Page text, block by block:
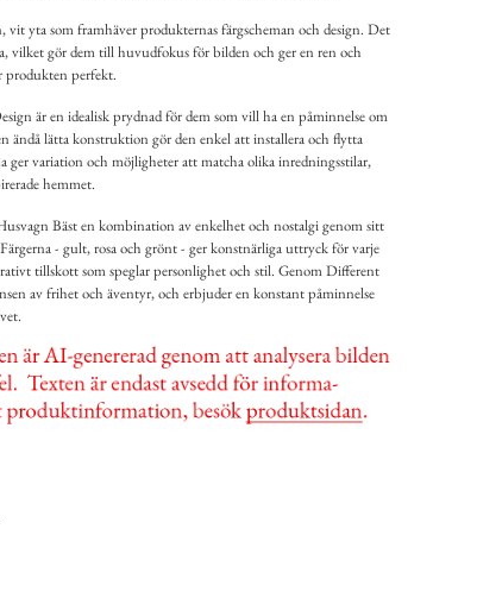
yta som framhäver produkternas färgscheman och design. Det
vilket gör dem till huvudfokus för bilden och ger en ren och
produkten perfekt.
är en idealisk prydnad för dem som vill ha en påminnelse om
ändå lätta konstruktion gör den enkel att installera och flytta
ger variation och möjligheter att matcha olika inredningsstilar,
hemmet.
Bäst en kombination av enkelhet och nostalgi genom sitt
- gult, rosa och grönt - ger konstnärliga uttryck för varje
tillskott som speglar personlighet och stil. Genom Different
av frihet och äventyr, och erbjuder en konstant påminnelse